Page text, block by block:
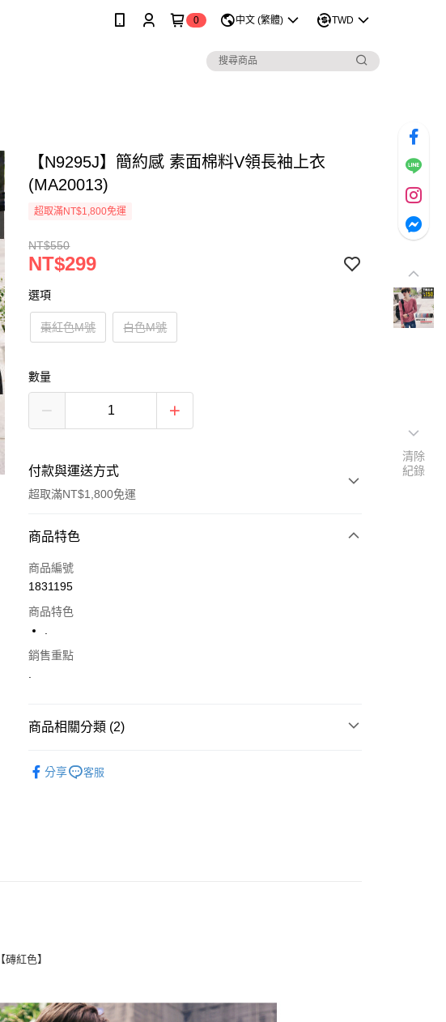
0 中文 (繁體) TWD
【N9295J】簡約感 素面棉料V領長袖上衣
(MA20013)
超取滿NT$1,800免運
NT$550
NT$299
選項
棗紅色M號 白色M號
數量
付款與運送方式
超取滿NT$1,800免運
付款方式
信用卡一次付款
Apple Pay
AFTEE先享後付
２．訂單成立數日內，您將收到繳費通知簡訊。
絡購買商品的店家。未經商家同意取消之訂單仍視為有效，需透過AFTEE
先付款後全家取貨
7-11付款取貨
商品特色
商品編號
1831195
商品特色
銷售重點
商品相關分類 (2)
分享 客服
【磚紅色】
清除
紀錄